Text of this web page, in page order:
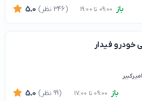
باز 5.0 (346 نظر)
خودرو فیدار
باز 5.0 (99 نظر)